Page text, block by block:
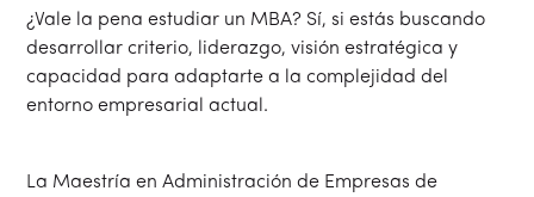
¿Vale la pena estudiar un MBA? Sí, si estás buscando
desarrollar criterio, liderazgo, visión estratégica y
capacidad para adaptarte a la complejidad del
entorno empresarial actual.
La Maestría en Administración de Empresas de